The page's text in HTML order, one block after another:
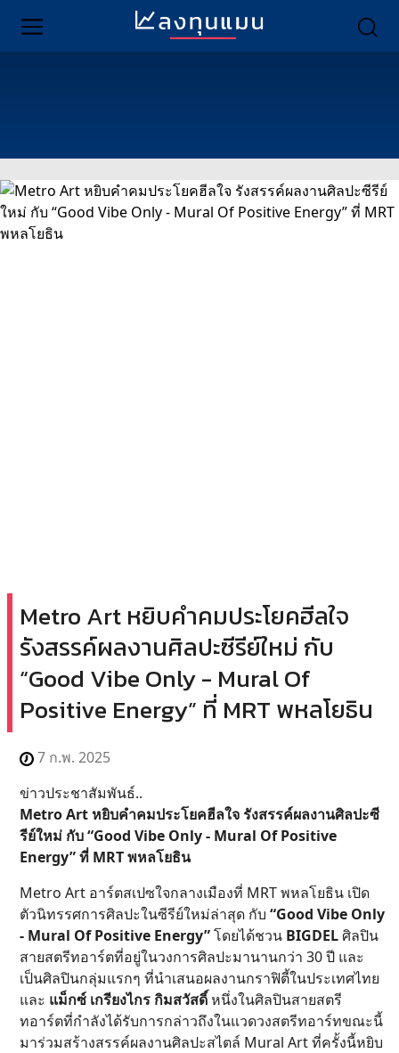
Metro Art หยิบคำคมประโยคฮีลใจ
รังสรรค์ผลงานศิลปะซีรีย์ใหม่ กับ
“Good Vibe Only - Mural Of
Positive Energy” ที่ MRT พหลโยธิน
7 ก.พ. 2025
ข่าวประชาสัมพันธ์..
Metro Art หยิบคำคมประโยคฮีลใจ รังสรรค์ผลงานศิลปะซี
รีย์ใหม่ กับ “Good Vibe Only - Mural Of Positive
Energy” ที่ MRT พหลโยธิน
Metro Art อาร์ตสเปซใจกลางเมืองที่ MRT พหลโยธิน เปิด
ตัวนิทรรศการศิลปะในซีรีย์ใหม่ล่าสุด กับ “Good Vibe Only
- Mural Of Positive Energy”โดยได้ชวน BIGDELศิลปิน
สายสตรีทอาร์ตที่อยู่ในวงการศิลปะมานานกว่า 30 ปี และ
เป็นศิลปินกลุ่มแรกๆ ที่นำเสนอผลงานกราฟิตี้ในประเทศไทย
และ แม็กซ์ เกรียงไกร กิมสวัสดิ์หนึ่งในศิลปินสายสตรี
ทอาร์ตที่กำลังได้รับการกล่าวถึงในแวดวงสตรีทอาร์ทขณะนี้
มาร่วมสร้างสรรค์ผลงานศิลปะสไตล์ Mural Art ที่ครั้งนี้หยิบ